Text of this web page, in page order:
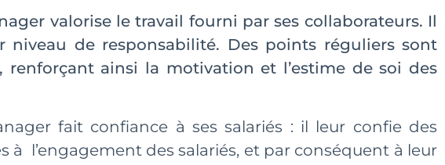
valorise le travail fourni par ses collaborateurs. Il
de responsabilité. Des points réguliers sont
renforçant ainsi la motivation et l’estime de soi des
fait confiance à ses salariés : il leur confie des
l’engagement des salariés, et par conséquent à leur